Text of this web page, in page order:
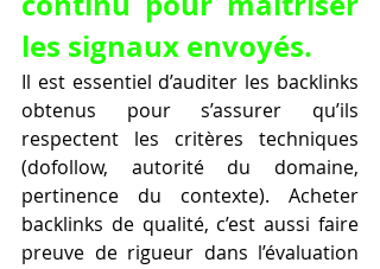
les signaux envoyés.
Il est essentiel d’auditer les backlinks
obtenus pour s’assurer qu’ils
respectent les critères techniques
(dofollow, autorité du domaine,
pertinence du contexte). Acheter
backlinks de qualité, c’est aussi faire
preuve de rigueur dans l’évaluation